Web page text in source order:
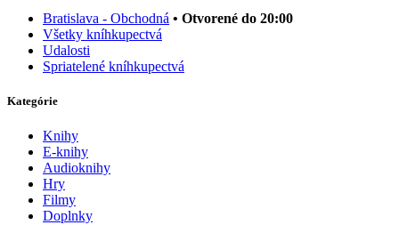
Bratislava - Obchodná • Otvorené do 20:00
Všetky kníhkupectvá
Udalosti
Spriatelené kníhkupectvá
Kategórie
Knihy
E-knihy
Audioknihy
Hry
Filmy
Doplnky